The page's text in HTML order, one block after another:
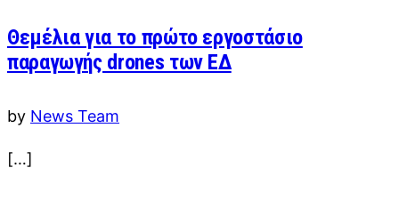
Θεμέλια για το πρώτο εργοστάσιο
παραγωγής drones των ΕΔ
by News Team
[…]